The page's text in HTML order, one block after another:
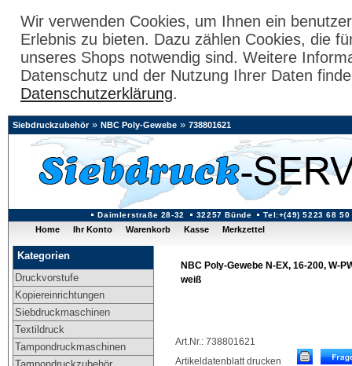
Wir verwenden Cookies, um Ihnen ein
Erlebnis zu bieten. Dazu zählen Cookies, die
unseres Shops notwendig sind. Weitere
Datenschutz und der Nutzung Ihrer Daten
Datenschutzerklärung.
Daimlerstraße 28-32 32257 Bünde Tel:+(49) 5223 68 50
Siebdruckzubehör» NBC Poly-Gewebe » 738801621
Home Ihr Konto Warenkorb Kasse Merkzettel
Kategorien
Druckvorstufe
Kopiereinrichtungen
Siebdruckmaschinen
Textildruck
Tampondruckmaschinen
NBC Poly-Gewebe N-EX, 16-200, W-
weiß
Art.Nr.: 738801621
Artikeldatenblatt drucken